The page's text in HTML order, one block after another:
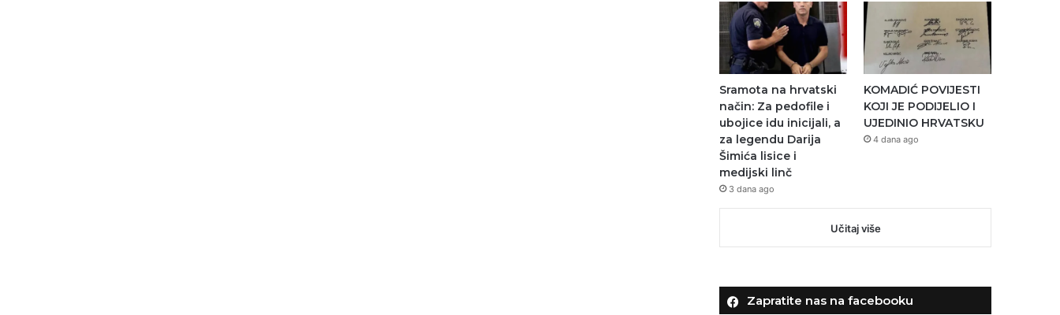
Sramota na hrvatski
način: Za pedofile i
ubojice idu inicijali, a
za legendu Darija
Šimića lisice i
medijski linč
3 dana ago
KOMADIĆ POVIJESTI
KOJI JE PODIJELIO I
UJEDINIO HRVATSKU
4 dana ago
Učitaj više
Zapratite nas na facebooku